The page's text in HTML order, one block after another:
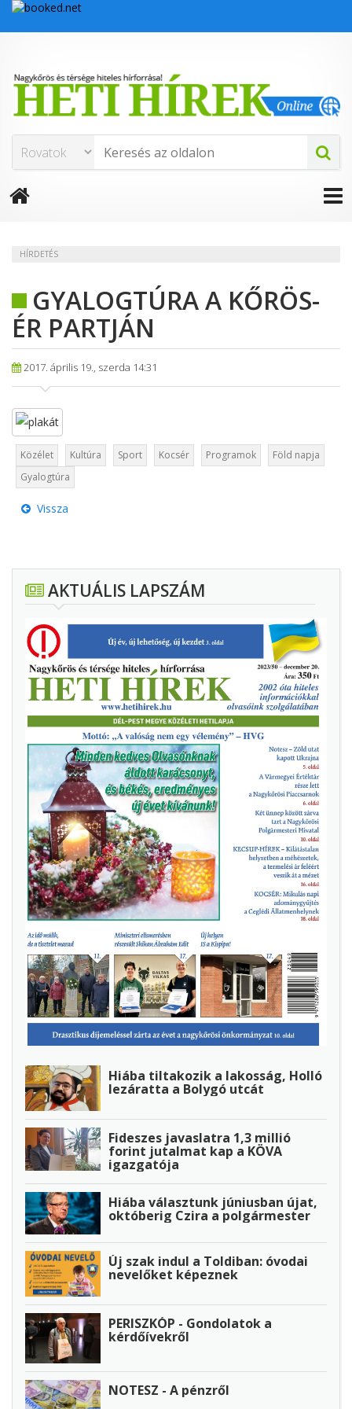
HÍRDETÉS
GYALOGTÚRA A KŐRÖS-
ÉR PARTJÁN
2017. április 19., szerda 14:31
Közélet Kultúra Sport Kocsér Programok
Föld napja
Gyalogtúra
Vissza
AKTUÁLIS LAPSZÁM
Hiába tiltakozik a lakosság, Holló
lezáratta a Bolygó utcát
Fideszes javaslatra 1,3 millió
forint jutalmat kap a KÖVA
igazgatója
Hiába választunk júniusban újat,
októberig Czira a polgármester
Új szak indul a Toldiban: óvodai
nevelőket képeznek
PERISZKÓP - Gondolatok a
kérdőívekről
NOTESZ - A pénzről